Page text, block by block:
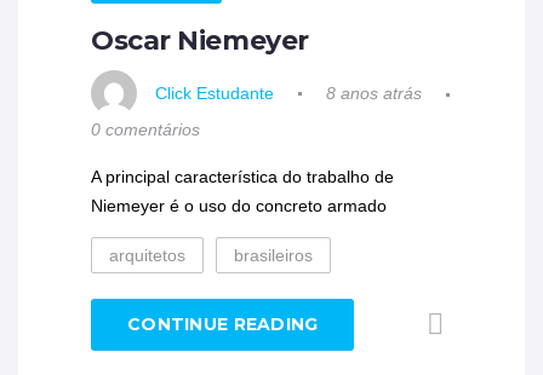
Oscar Niemeyer
Click Estudante
8 anos atrás
0 comentários
A principal característica do trabalho de
Niemeyer é o uso do concreto armado
arquitetos brasileiros
CONTINUE READING